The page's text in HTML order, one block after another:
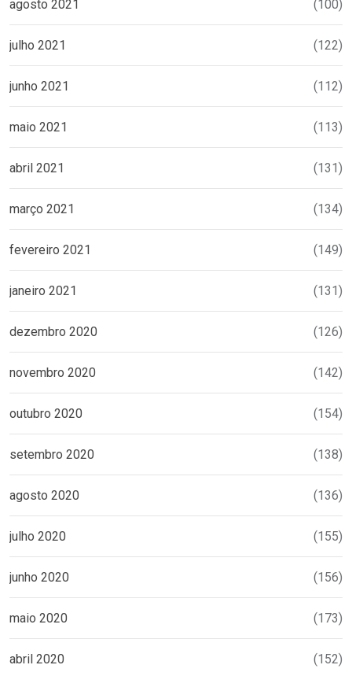
agosto 2021 (100)
julho 2021 (122)
junho 2021 (112)
maio 2021 (113)
abril 2021 (131)
março 2021 (134)
fevereiro 2021 (149)
janeiro 2021 (131)
dezembro 2020 (126)
novembro 2020 (142)
outubro 2020 (154)
setembro 2020 (138)
agosto 2020 (136)
julho 2020 (155)
junho 2020 (156)
maio 2020 (173)
abril 2020 (152)